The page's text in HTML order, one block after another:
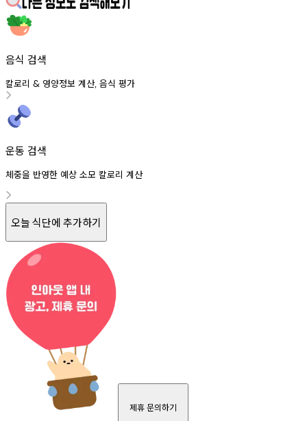
음식 검색
칼로리 & 영양정보 계산, 음식 평가
운동 검색
체중을 반영한 예상 소모 칼로리 계산
오늘 식단에 추가하기
제휴 문의하기